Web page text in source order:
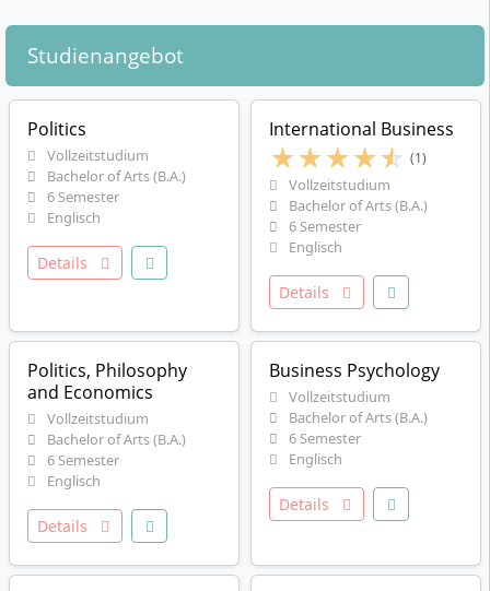
Studienangebot
Politics
Vollzeitstudium
Bachelor of Arts (B.A.)
6 Semester
Englisch
Details
International Business
★★★★☆ (1)
Vollzeitstudium
Bachelor of Arts (B.A.)
6 Semester
Englisch
Details
Politics, Philosophy
and Economics
Vollzeitstudium
Bachelor of Arts (B.A.)
6 Semester
Englisch
Details
Business Psychology
Vollzeitstudium
Bachelor of Arts (B.A.)
6 Semester
Englisch
Details